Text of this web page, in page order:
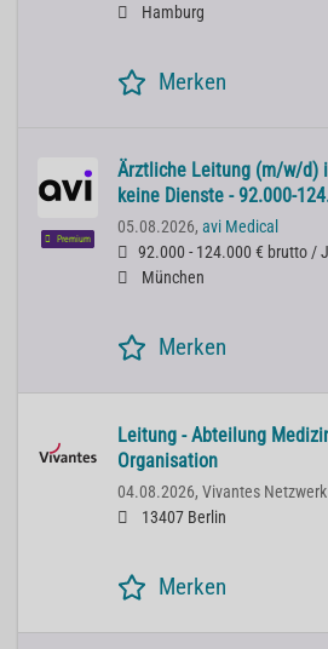
Hamburg
Merken
Premium
Ärztliche Leitung (m/w/d)
keine Dienste - 92.000-
05.08.2026, avi Medical
92.000 - 124.000 € brutto /
München
Merken
Leitung - Abteilung
Organisation
04.08.2026, Vivantes
13407 Berlin
Merken